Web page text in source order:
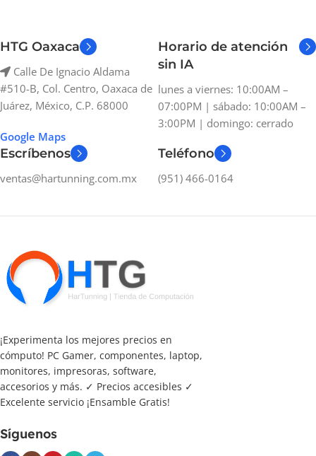
HTG Oaxaca
Calle De Ignacio Aldama
#510-B, Col. Centro, Oaxaca de
Juárez, México, C.P. 68000
Google Maps
Horario de atención
sin IA
lunes a viernes: 10:00AM –
07:00PM | sábado: 10:00AM –
3:00PM | domingo: cerrado
Escríbenos
ventas@hartunning.com.mx
Teléfono
(951) 466-0164
¡Experimenta los mejores precios en
cómputo! PC Gamer, componentes, laptop,
monitores, impresoras, software,
accesorios y más. ✓ Precios accesibles ✓
Excelente servicio ¡Ensamble Gratis!
Síguenos